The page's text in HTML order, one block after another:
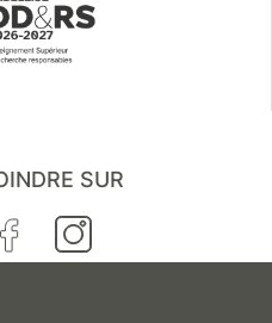
SUR